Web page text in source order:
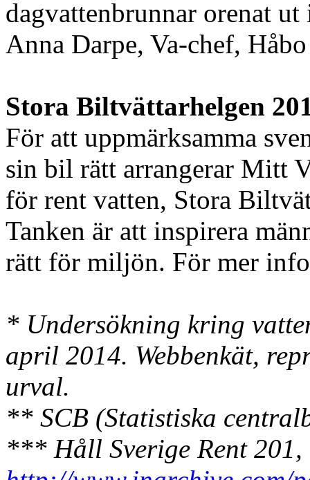
dagvattenbrunnar orenat
Anna Darpe, Va-chef,
Stora Biltvättarhelgen
För att uppmärksamma
sin bil rätt arrangerar Mitt
för rent vatten, Stora
Tanken är att inspirera
rätt för miljön. För mer
* Undersökning kring
april 2014. Webbenkät,
urval.
** SCB (Statistiska
*** Håll Sverige Rent 201,